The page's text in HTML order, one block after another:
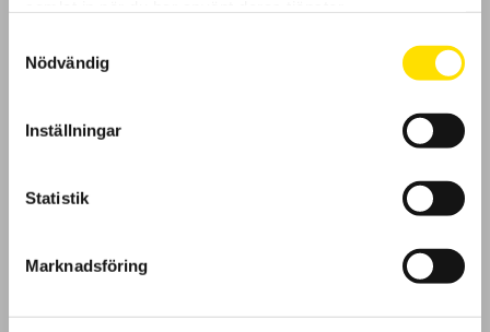
Nödvändig
Inställningar
Statistik
Marknadsföring
Kundundersökning